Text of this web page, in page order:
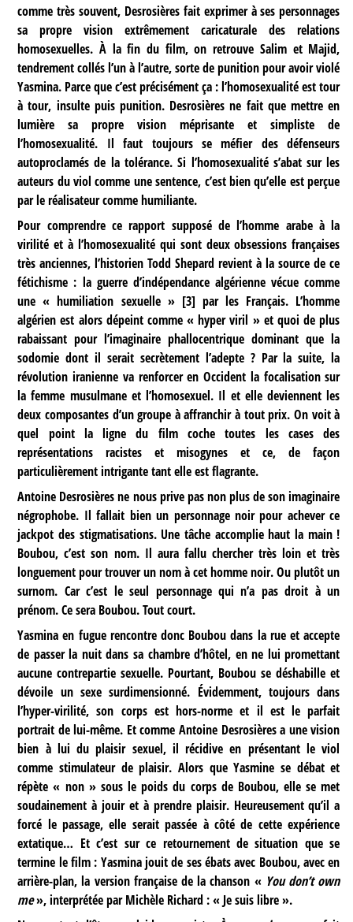
comme très souvent, Desrosières fait exprimer à ses personnages
sa propre vision extrêmement caricaturale des relations
homosexuelles. À la fin du film, on retrouve Salim et Majid,
tendrement collés l’un à l’autre, sorte de punition pour avoir violé
Yasmina. Parce que c’est précisément ça : l’homosexualité est tour
à tour, insulte puis punition. Desrosières ne fait que mettre en
lumière sa propre vision méprisante et simpliste de
l’homosexualité. Il faut toujours se méfier des défenseurs
autoproclamés de la tolérance. Si l’homosexualité s’abat sur les
auteurs du viol comme une sentence, c’est bien qu’elle est perçue
par le réalisateur comme humiliante.
Pour comprendre ce rapport supposé de l’homme arabe à la
virilité et à l’homosexualité qui sont deux obsessions françaises
très anciennes, l’historien Todd Shepard revient à la source de ce
fétichisme : la guerre d’indépendance algérienne vécue comme
une « humiliation sexuelle »[3] par les Français. L’homme
algérien est alors dépeint comme « hyper viril » et quoi de plus
rabaissant pour l’imaginaire phallocentrique dominant que la
sodomie dont il serait secrètement l’adepte ? Par la suite, la
révolution iranienne va renforcer en Occident la focalisation sur
la femme musulmane et l’homosexuel. Il et elle deviennent les
deux composantes d’un groupe à affranchir à tout prix. On voit à
quel point la ligne du film coche toutes les cases des
représentations racistes et misogynes et ce, de façon
particulièrement intrigante tant elle est flagrante.
Antoine Desrosières ne nous prive pas non plus de son imaginaire
négrophobe. Il fallait bien un personnage noir pour achever ce
jackpot des stigmatisations. Une tâche accomplie haut la main !
Boubou, c’est son nom. Il aura fallu chercher très loin et très
longuement pour trouver un nom à cet homme noir. Ou plutôt un
surnom. Car c’est le seul personnage qui n’a pas droit à un
prénom. Ce sera Boubou. Tout court.
Yasmina en fugue rencontre donc Boubou dans la rue et accepte
de passer la nuit dans sa chambre d’hôtel, en ne lui promettant
aucune contrepartie sexuelle. Pourtant, Boubou se déshabille et
dévoile un sexe surdimensionné. Évidemment, toujours dans
l’hyper-virilité, son corps est hors-norme et il est le parfait
portrait de lui-même. Et comme Antoine Desrosières a une vision
bien à lui du plaisir sexuel, il récidive en présentant le viol
comme stimulateur de plaisir. Alors que Yasmine se débat et
répète « non » sous le poids du corps de Boubou, elle se met
soudainement à jouir et à prendre plaisir. Heureusement qu’il a
forcé le passage, elle serait passée à côté de cette expérience
extatique… Et c’est sur ce retournement de situation que se
termine le film : Yasmina jouit de ses ébats avec Boubou, avec en
arrière-plan, la version française de la chanson « You don’t own
me», interprétée par Michèle Richard : « Je suis libre ».